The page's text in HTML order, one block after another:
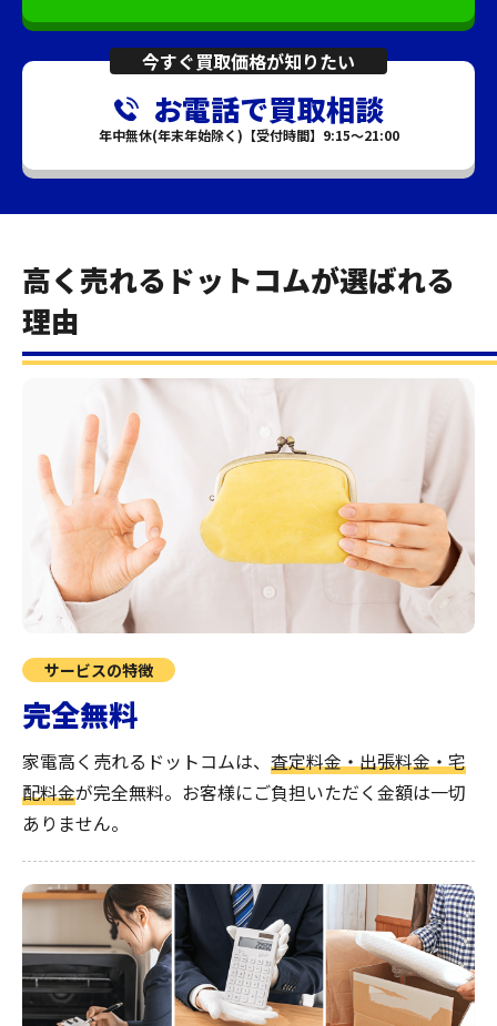
今すぐ買取価格が知りたい
お電話で買取相談
年中無休(年末年始除く)【受付時間】9:15～21:00
高く売れるドットコムが選ばれる
理由
サービスの特徴
完全無料
家電高く売れるドットコムは、 査定料金・出張料金・宅
配料金が完全無料。 お客様にご負担いただく金額は一切
ありません。